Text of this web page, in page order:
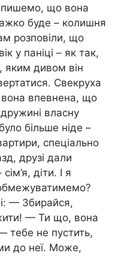
що вона
буде – колишня
розповіли, що
у паніці – як так,
яким дивом він
Свекруха
вона впевнена, що
дружині власну
більше ніде –
спеціально
друзі дали
діти. І я
— Збирайся,
— Ти що, вона
тебе не пустить,
до неї. Може,